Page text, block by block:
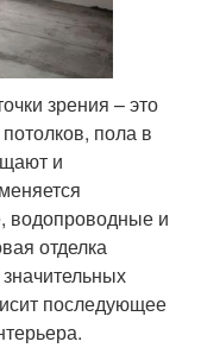
зрения – это
пола в
и
водопроводные и
отделка
последующее